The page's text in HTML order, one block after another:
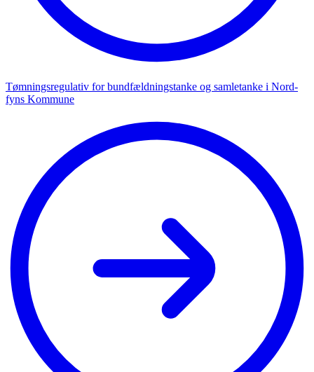
Tøm­nings­re­gu­la­tiv for bund­fæld­ning­stanke og sam­le­tanke i Nord­
fyns Kom­mune